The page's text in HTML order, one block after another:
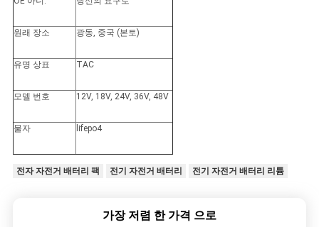
PRIVACY
POLICY
원래 장소 광동, 중국 (본토)
유명 상표 TAC
모델 번호 12V, 18V, 24V, 36V, 48V
물자 lifepo4
전자 자전거 배터리 팩 전기 자전거 배터리 전기 자전거 배터리 리튬
가장 저렴 한 가격 으로